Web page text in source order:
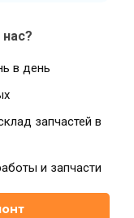
в день
запчастей в
и запчасти